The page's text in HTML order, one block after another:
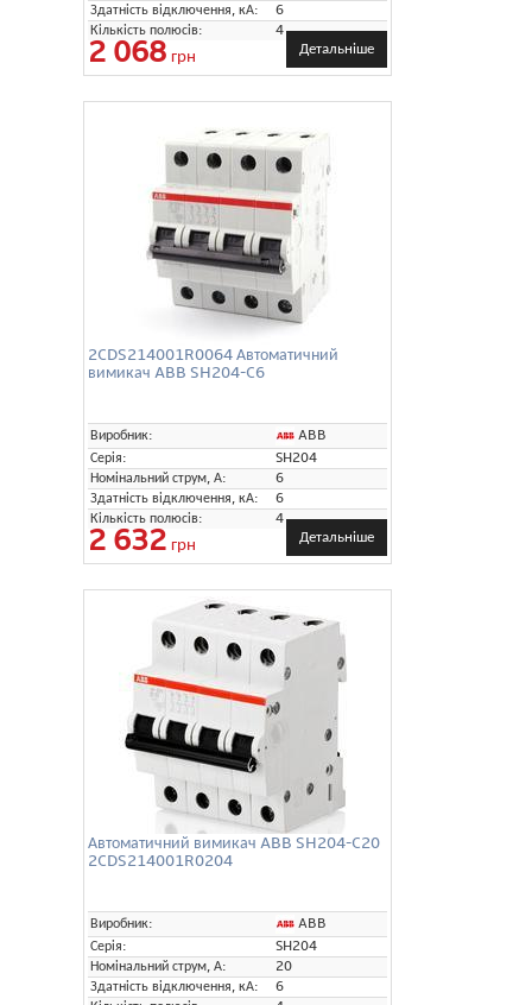
Здатність відключення, кА:
6
Кількість полюсів:
4
2 068 грн Детальніше
2CDS214001R0064 Автоматичний
вимикач ABB SH204-C6
Виробник:
ABB
Серія:
SH204
Номінальний струм, А:
6
Здатність відключення, кА:
6
Кількість полюсів:
4
2 632 грн Детальніше
Автоматичний вимикач ABB SH204-C20
2CDS214001R0204
Виробник:
ABB
Серія:
SH204
Номінальний струм, А:
20
Здатність відключення, кА:
6